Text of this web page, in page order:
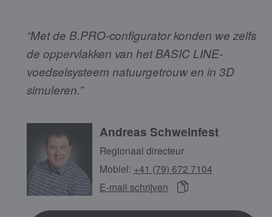
“Met de B.PRO-configurator konden we zelfs
de oppervlakken van het BASIC LINE-
voedselsysteem natuurgetrouw en in 3D
simuleren.”
Andreas Schweinfest
Regionaal directeur
Mobiel: +41 (79) 672 7104
E-mail schrijven